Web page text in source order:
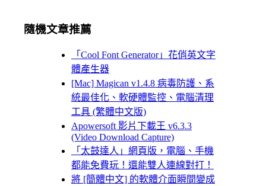
隨機文章推薦
「Cool Font Generator」花俏英文字
體產生器
[Mac] Magican v1.4.8 病毒防護、系
統最佳化、軟硬體監控、電腦清理
工具 (繁體中文版)
Apowersoft 影片下載王 v6.3.3
(Video Download Capture)
「太鼓達人」網頁版，電腦、手機
都能免費玩！還能雙人連線對打！
將 [簡體中文] 的軟體介面瞬間變成